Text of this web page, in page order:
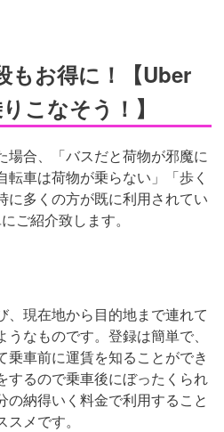
もお得に！【Uber
こなそう！】
場合、「バスだと荷物が邪魔に
車は荷物が乗らない」「歩く
に多くの方が既に利用されてい
ご紹介致します。
、現在地から目的地まで連れて
なものです。登録は簡単で、
乗車前に運賃を知ることができ
するので乗車後にぼったくられ
の納得いく料金で利用すること
メです。